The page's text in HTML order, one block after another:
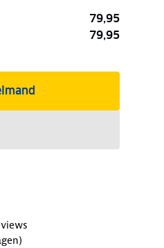
79,95
79,95